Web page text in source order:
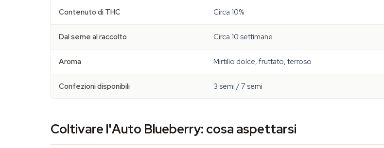
Contenuto di THC Circa 10%
Dal seme al raccolto Circa 10 settimane
Aroma Mirtillo dolce, fruttato, terroso
Confezioni disponibili 3 semi / 7 semi
Coltivare l'Auto Blueberry: cosa aspettarsi